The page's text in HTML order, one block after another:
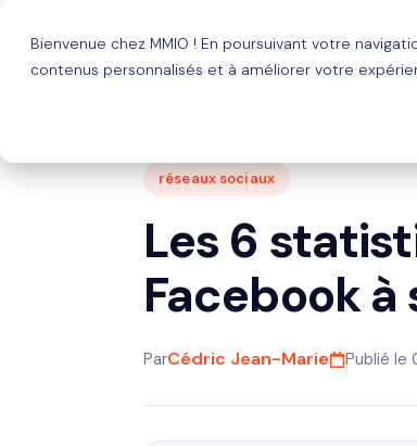
Bienvenue chez MMIO ! En poursuivant votre
contenus personnalisés et à améliorer votre
Solutions
réseaux sociaux
Les 6
Facebook
ParCédric Jean-Marie Publié le